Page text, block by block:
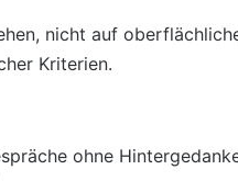
nicht auf
Kriterien.
ohne